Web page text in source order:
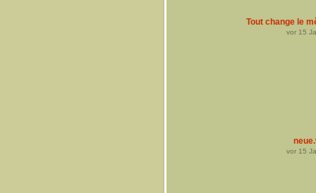
Tout change le
vor 15
vor 15